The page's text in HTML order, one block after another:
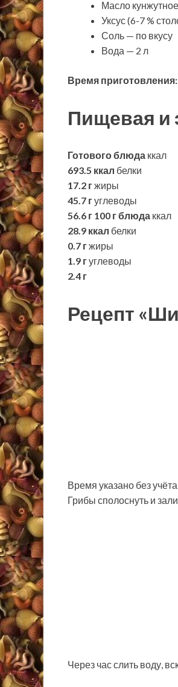
Масло
Уксус (6-7 %
Соль — по вкусу
Вода — 2 л
Время приготовления:
Пищевая и
Готового блюда ккал
693.5 ккал белки
17.2 гжиры
45.7 гуглеводы
56.6 г 100 г блюда ккал
28.9 ккал белки
0.7 гжиры
1.9 гуглеводы
2.4 г
Рецепт
Время указано без
Грибы сполоснуть и
Через час слить воду,